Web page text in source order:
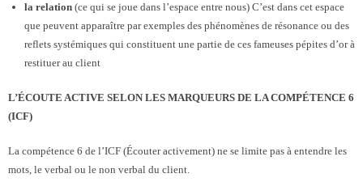
la relation (ce qui se joue dans l’espace entre nous) C’est dans cet espace
que peuvent apparaître par exemples des phénomènes de résonance ou des
reflets systémiques qui constituent une partie de ces fameuses pépites d’or à
restituer au client
L’ÉCOUTE ACTIVE SELON LES MARQUEURS DE LA COMPÉTENCE 6
(ICF)
La compétence 6 de l’ICF (Écouter activement) ne se limite pas à entendre les
mots, le verbal ou le non verbal du client.